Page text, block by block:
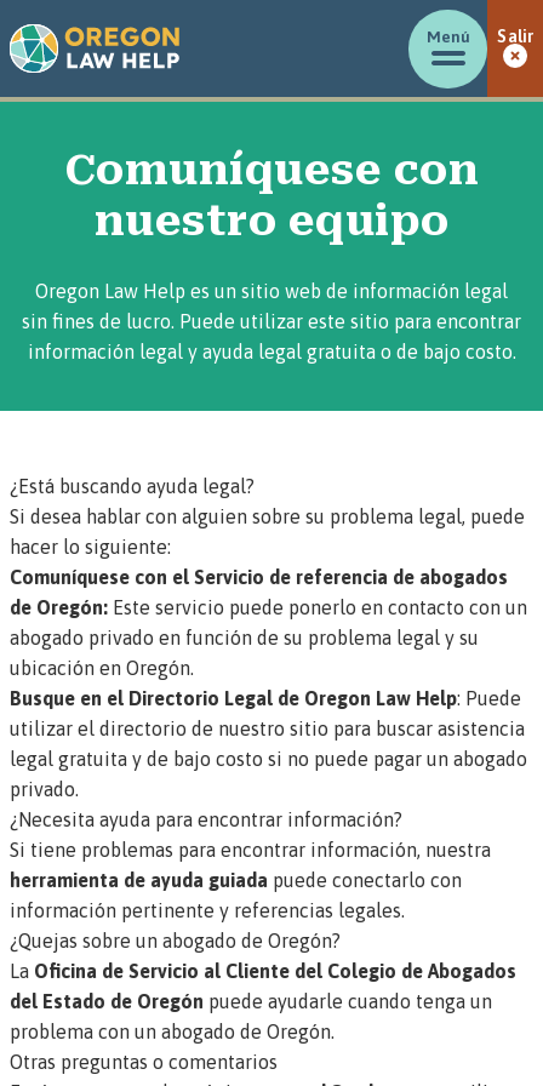
Menú Salir
Comuníquese con
nuestro equipo
Oregon Law Help es un sitio web de información legal
sin fines de lucro. Puede utilizar este sitio para encontrar
información legal y ayuda legal gratuita o de bajo costo.
¿Está buscando ayuda legal?
Si desea hablar con alguien sobre su problema legal, puede
hacer lo siguiente:
Comuníquese con el Servicio de referencia de abogados
de Oregón: Este servicio puede ponerlo en contacto con un
abogado privado en función de su problema legal y su
ubicación en Oregón.
Busque en el Directorio Legal de Oregon Law Help: Puede
utilizar el directorio de nuestro sitio para buscar asistencia
legal gratuita y de bajo costo si no puede pagar un abogado
privado.
¿Necesita ayuda para encontrar información?
Si tiene problemas para encontrar información, nuestra
herramienta de ayuda guiada puede conectarlo con
información pertinente y referencias legales.
¿Quejas sobre un abogado de Oregón?
La Oficina de Servicio al Cliente del Colegio de Abogados
del Estado de Oregón puede ayudarle cuando tenga un
problema con un abogado de Oregón.
Otras preguntas o comentarios